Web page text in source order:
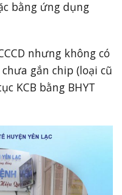
bằng ứng dụng
nhưng không có
gắn chip (loại cũ
KCB bằng BHYT